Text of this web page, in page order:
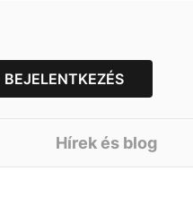
BEJELENTKEZÉS
Hírek és blog